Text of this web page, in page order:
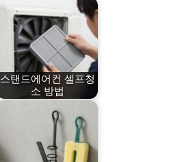
스탠드에어컨 셀프청
소 방법